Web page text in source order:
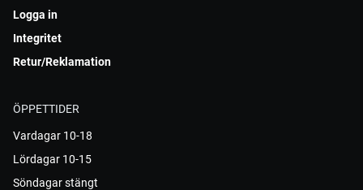
Logga in
Integritet
Retur/Reklamation
ÖPPETTIDER
Vardagar 10-18
Lördagar 10-15
Söndagar stängt